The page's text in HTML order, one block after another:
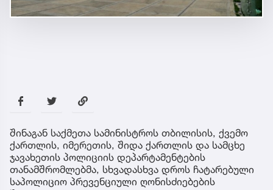
შინაგან საქმეთა სამინისტროს თბილისის, ქვემო
ქართლის, იმერეთის, შიდა ქართლის და სამცხე
ჯავახეთის პოლიციის დეპარტამენტების
თანამშრომლებმა, სხვადასხვა დროს ჩატარებული
საპოლიციო პრევენციული ღონისძიებების